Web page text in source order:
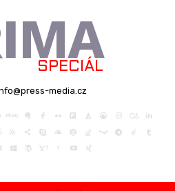
SPECIÁL
media.cz